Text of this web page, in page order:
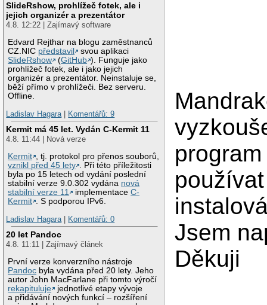
SlideRshow, prohlížeč fotek, ale i
jejich organizér a prezentátor
4.8. 12:22 | Zajímavý software
Edvard Rejthar na blogu zaměstnanců
CZ.NIC představil
svou aplikaci
SlideRshow
(GitHub ). Funguje jako
prohlížeč fotek, ale i jako jejich
organizér a prezentátor. Neinstaluje se,
běží přímo v prohlížeči. Bez serveru.
Offline.
Ladislav Hagara | Komentářů: 9
Kermit má 45 let. Vydán C-Kermit 11
4.8. 11:44 | Nová verze
Kermit , tj. protokol pro přenos souborů,
vznikl před 45 lety . Při této příležitosti
byla po 15 letech od vydání poslední
stabilní verze 9.0.302 vydána nová
stabilní verze 11
implementaceC-
Kermit . S podporou IPv6.
Ladislav Hagara | Komentářů: 0
20 let Pandoc
4.8. 11:11 | Zajímavý článek
První verze konverzního nástroje
Pandoc byla vydána před 20 lety. Jeho
autor John MacFarlane při tomto výročí
rekapituluje
jednotlivé etapy vývoje
a přidávání nových funkcí – rozšíření
Jsem
Děkuji